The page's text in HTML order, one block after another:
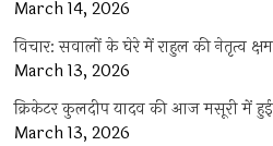
March 14, 2026
विचार: सवालों के घेरे में राहुल की नेतृत्व
March 13, 2026
क्रिकेटर कुलदीप यादव की आज मसूरी में
March 13, 2026